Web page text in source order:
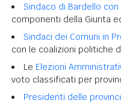
Sindaco di Bardello
componenti della Giunta
Sindaci dei Comuni in
con le coalizioni politiche
Le Elezioni
voto classificati per
Presidenti delle